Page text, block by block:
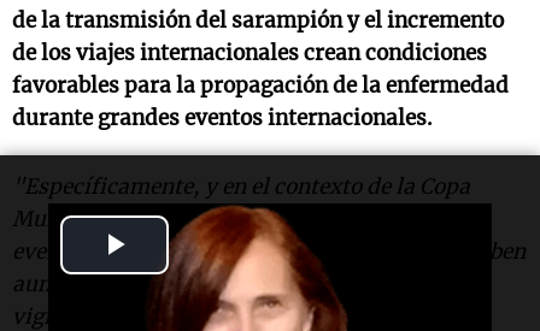
Play
Video
de la transmisión del sarampión y el incremento
de los viajes internacionales crean condiciones
favorables para la propagación de la enfermedad
durante grandes eventos internacionales.
"Específicamente, y en el contexto de la Copa
Mundial de la FIFA 2026, así como de otros
eventos de concentración masiva, los países deben
aumentar la sensibilidad de sus sistemas de
vigilancia mediante la implementación de la